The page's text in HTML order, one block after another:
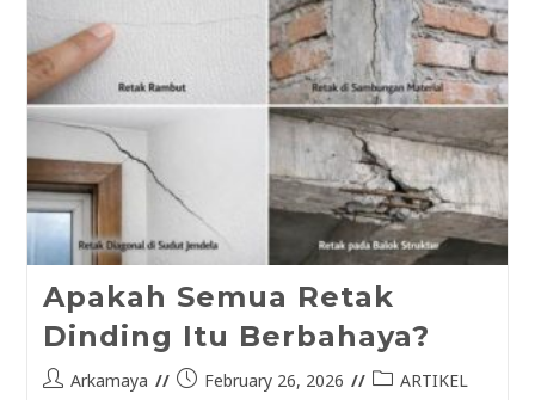
Apakah Semua Retak
Dinding Itu Berbahaya?
Arkamaya February 26, 2026 ARTIKEL